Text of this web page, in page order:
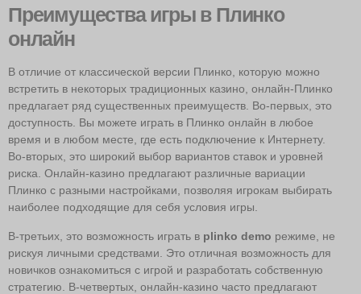
Преимущества игры в Плинко
онлайн
В отличие от классической версии Плинко, которую можно
встретить в некоторых традиционных казино, онлайн-Плинко
предлагает ряд существенных преимуществ. Во-первых, это
доступность. Вы можете играть в Плинко онлайн в любое
время и в любом месте, где есть подключение к Интернету.
Во-вторых, это широкий выбор вариантов ставок и уровней
риска. Онлайн-казино предлагают различные вариации
Плинко с разными настройками, позволяя игрокам выбирать
наиболее подходящие для себя условия игры.
В-третьих, это возможность играть в plinko demo режиме, не
рискуя личными средствами. Это отличная возможность для
новичков ознакомиться с игрой и разработать собственную
стратегию. В-четвертых, онлайн-казино часто предлагают